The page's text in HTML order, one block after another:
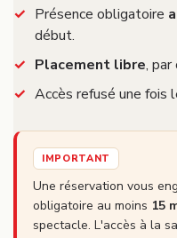
Présence obligatoire
début.
Placement libre, par
Accès refusé une fois
IMPORTANT
Une réservation vous
obligatoire au moins 15
spectacle. L'accès à la